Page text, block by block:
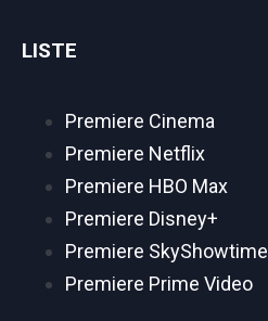
LISTE
Premiere Cinema
Premiere Netflix
Premiere HBO Max
Premiere Disney+
Premiere SkyShowtime
Premiere Prime Video